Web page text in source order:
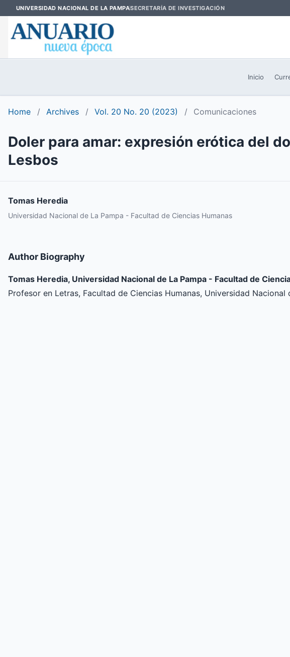
UNIVERSIDAD NACIONAL DE LA PAMPASECRETARÍA DE INVESTIGACIÓN
Inicio
Home / Archives / Vol. 20 No. 20 (2023) / Comunicaciones
Doler para amar: expresión erótica del
Lesbos
Tomas Heredia
Universidad Nacional de La Pampa - Facultad de Ciencias Humanas
Author Biography
Tomas Heredia, Universidad Nacional de La Pampa - Facultad de
Profesor en Letras, Facultad de Ciencias Humanas, Universidad Nacional